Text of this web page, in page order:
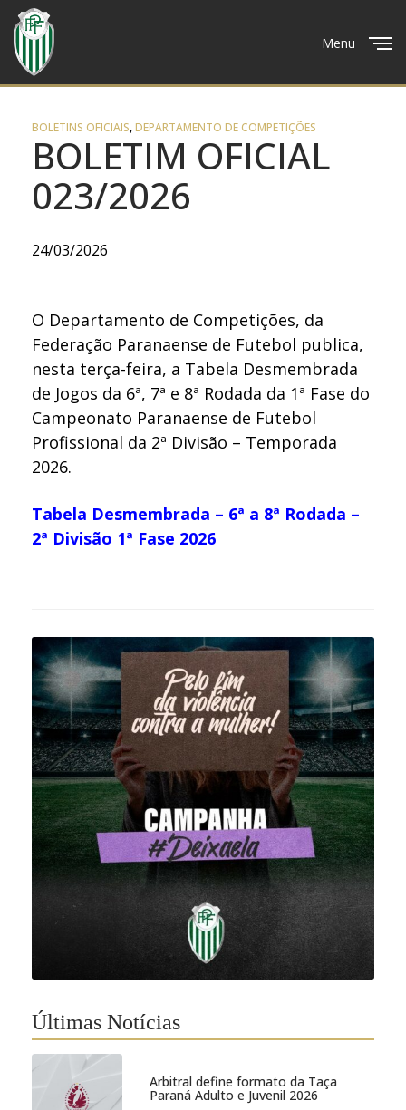
Menu
BOLETINS OFICIAIS,DEPARTAMENTO DE COMPETIÇÕES
BOLETIM OFICIAL
023/2026
24/03/2026
O Departamento de Competições, da
Federação Paranaense de Futebol publica,
nesta terça-feira, a Tabela Desmembrada
de Jogos da 6ª, 7ª e 8ª Rodada da 1ª Fase do
Campeonato Paranaense de Futebol
Profissional da 2ª Divisão – Temporada
2026.
Tabela Desmembrada – 6ª a 8ª Rodada –
2ª Divisão 1ª Fase 2026
Últimas Notícias
Arbitral define formato da Taça
Paraná Adulto e Juvenil 2026